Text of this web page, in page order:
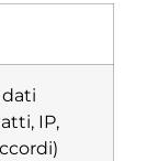
IP,